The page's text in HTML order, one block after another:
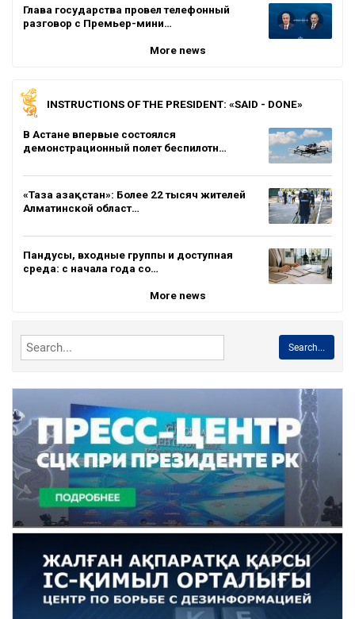
Глава государства провел телефонный
разговор с Премьер-мини…
More news
INSTRUCTIONS OF THE PRESIDENT: «SAID - DONE»
В Астане впервые состоялся
демонстрационный полет беспилотн…
«Таза Қазақстан»: Более 22 тысяч жителей
Алматинской област…
Пандусы, входные группы и доступная
среда: с начала года со…
More news
Search...